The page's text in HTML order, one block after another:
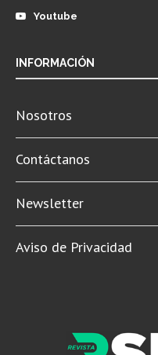
Youtube
INFORMACIÓN
Nosotros
Contáctanos
Newsletter
Aviso de Privacidad